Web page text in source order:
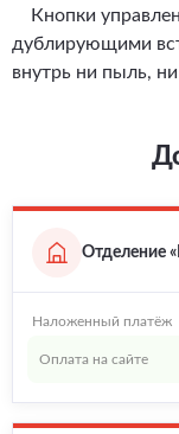
Кнопки
дублирующими
внутрь ни пыль,
Отделение
Наложенный платёж
Оплата на сайте